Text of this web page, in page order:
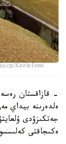
Kazinform
- قازاقستان
ەلدەرىنە بيداي
جەتكىزۋدى
ەكىجاقتى